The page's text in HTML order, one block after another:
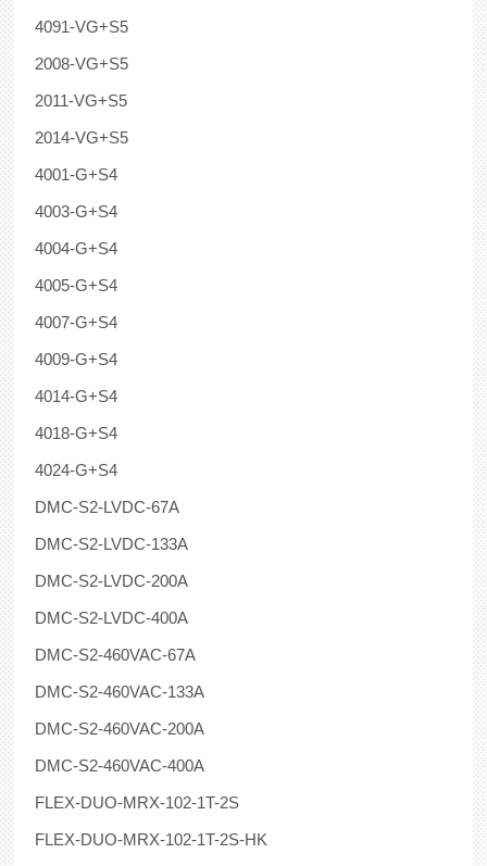
4091-VG+S5
2008-VG+S5
2011-VG+S5
2014-VG+S5
4001-G+S4
4003-G+S4
4004-G+S4
4005-G+S4
4007-G+S4
4009-G+S4
4014-G+S4
4018-G+S4
4024-G+S4
DMC-S2-LVDC-67A
DMC-S2-LVDC-133A
DMC-S2-LVDC-200A
DMC-S2-LVDC-400A
DMC-S2-460VAC-67A
DMC-S2-460VAC-133A
DMC-S2-460VAC-200A
DMC-S2-460VAC-400A
FLEX-DUO-MRX-102-1T-2S
FLEX-DUO-MRX-102-1T-2S-HK